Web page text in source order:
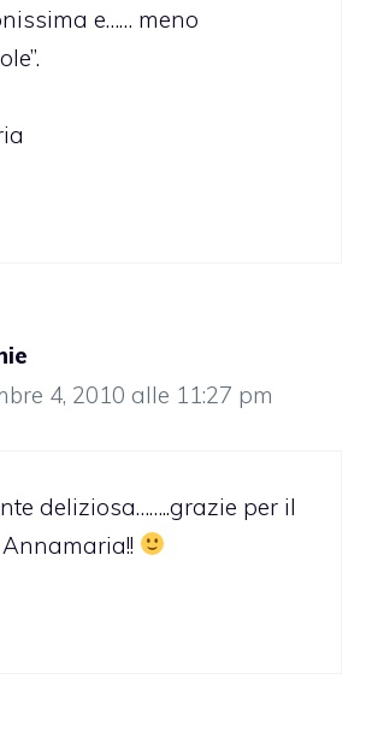
e…… meno
4, 2010 alle 11:27 pm
deliziosa……..grazie per il